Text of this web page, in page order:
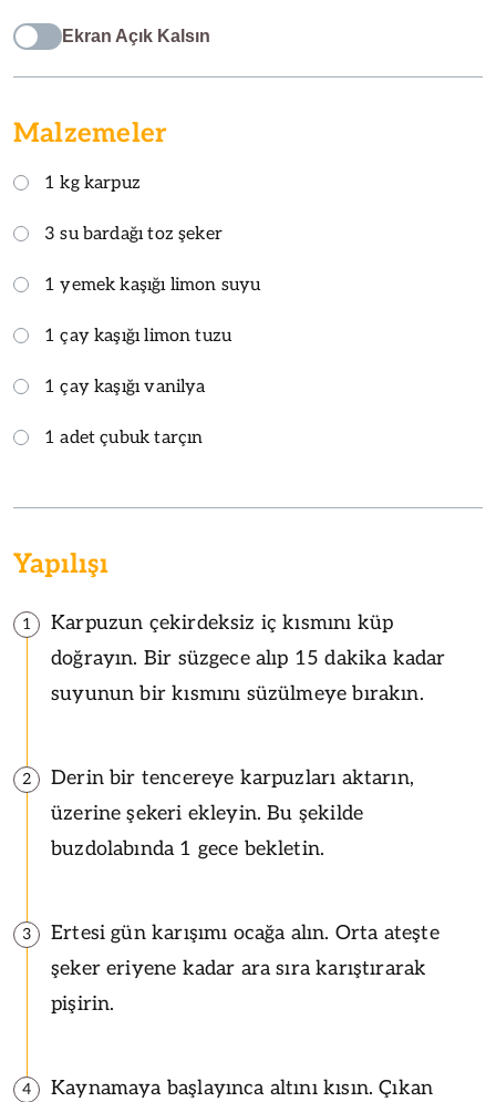
Ekran Açık Kalsın
Malzemeler
1 kg karpuz
3 su bardağı toz şeker
1 yemek kaşığı limon suyu
1 çay kaşığı limon tuzu
1 çay kaşığı vanilya
1 adet çubuk tarçın
Yapılışı
1
Karpuzun çekirdeksiz iç kısmını küp
doğrayın. Bir süzgece alıp 15 dakika kadar
suyunun bir kısmını süzülmeye bırakın.
2
Derin bir tencereye karpuzları aktarın,
üzerine şekeri ekleyin. Bu şekilde
buzdolabında 1 gece bekletin.
3
Ertesi gün karışımı ocağa alın. Orta ateşte
şeker eriyene kadar ara sıra karıştırarak
pişirin.
4 Kaynamaya başlayınca altını kısın. Çıkan